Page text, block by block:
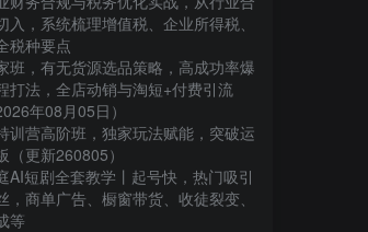
入，系统梳理增值税、企业所得税、
税种要点
班，有无货源选品策略，高成功率爆
打法，全店动销与淘短+付费引流
年08月05日）
训营高阶班，独家玩法赋能，突破运
（更新260805）
AI短剧全套教学丨起号快，热门吸引
，商单广告、橱窗带货、收徒裂变、
等